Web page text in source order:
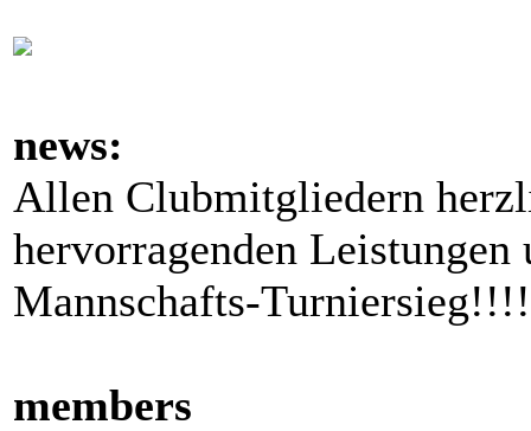
news:
Allen Clubmitgliedern
hervorragenden
Mannschafts-
members